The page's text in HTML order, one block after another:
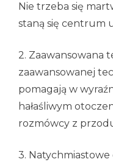
Nie trzeba się
staną się centrum
2. Zaawansowana
zaawansowanej
pomagają w
hałaśliwym
rozmówcy z
3. Natychmiastowe